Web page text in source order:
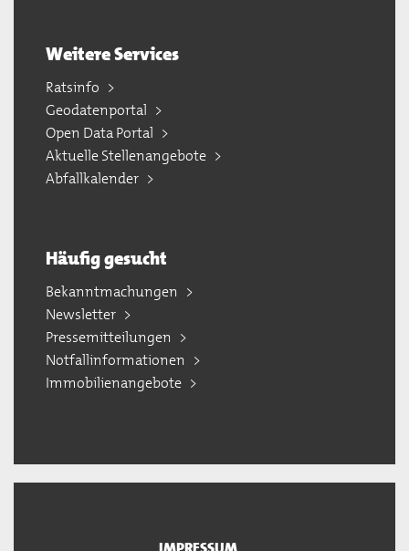
Weitere Services
Ratsinfo
Geodatenportal
Open Data Portal
Aktuelle Stellenangebote
Abfallkalender
Häufig gesucht
Bekanntmachungen
Newsletter
Pressemitteilungen
Notfallinformationen
Immobilienangebote